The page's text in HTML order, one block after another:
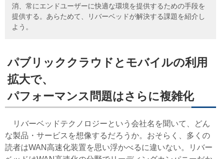
消、常にエンドユーザーに快適な環境を提供するための手段を
提供する。あらためて、リバーベッドが解決する課題を紹介し
よう。
パブリッククラウドとモバイルの利用
拡大で、
パフォーマンス問題はさらに複雑化
リバーベッドテクノロジーという会社名を聞いて、どん
な製品・サービスを想像するだろうか。おそらく、多くの
読者はWAN高速化装置を思い浮かべるに違いない。リバー